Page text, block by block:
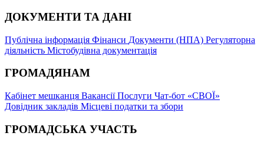
ДОКУМЕНТИ ТА ДАНІ
Публічна інформація Фінанси Документи (НПА) Регуляторна
діяльність Містобудівна документація
ГРОМАДЯНАМ
Кабінет мешканця ВакансіїПослуги Чат-бот «СВОЇ»
Довідник закладів Місцеві податки та збори
ГРОМАДСЬКА УЧАСТЬ